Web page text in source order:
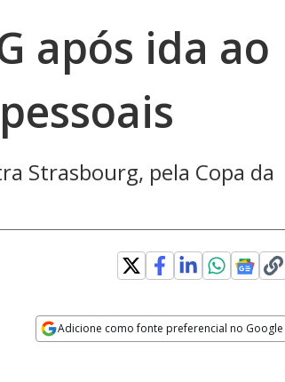
após ida ao
Strasbourg, pela Copa da
Adicione como fonte preferencial no Google